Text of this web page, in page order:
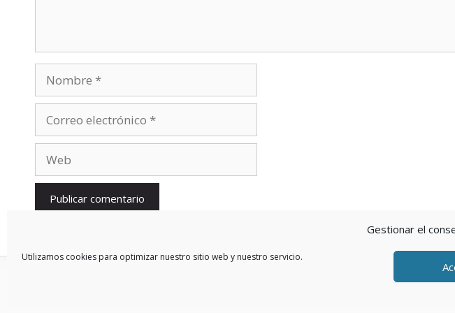
Gestionar el
Utilizamos cookies para optimizar nuestro sitio web y nuestro servicio.
electrónico